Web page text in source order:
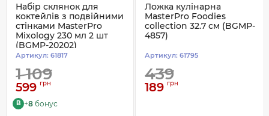
Набір склянок для
коктейлів з подвійними
стінками MasterPro
Mixology 230 мл 2 шт
(BGMP-20202)
Артикул: 61817
1 109
599 грн
B +8 бонус
Ложка кулінарна
MasterPro Foodies
collection 32.7 см (BGMP-
4857)
Артикул: 61795
439
189 грн